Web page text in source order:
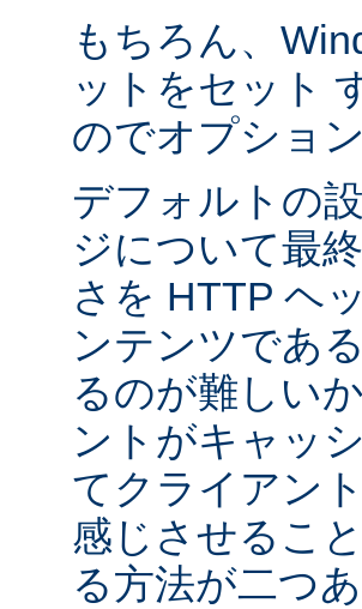
もちろん、
ットをセット
のでオプショ
デフォルトの
ジについて最
さを HTTP ヘ
ンテンツであ
るのが難しい
ントがキャッ
てクライアン
感じさせるこ
る方法が二つ